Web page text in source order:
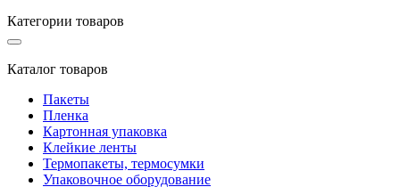
Категории товаров
Каталог товаров
Пакеты
Пленка
Картонная упаковка
Клейкие ленты
Термопакеты, термосумки
Упаковочное оборудование